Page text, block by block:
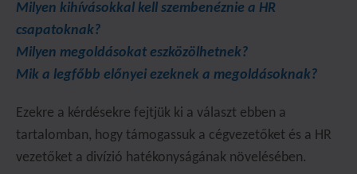
Milyen kihívásokkal kell szembenéznie a HR
csapatoknak?
Milyen megoldásokat eszközölhetnek?
Mik a legfőbb előnyei ezeknek a megoldásoknak?
Ezekre a kérdésekre fejtjük ki a választ ebben a
tartalomban, hogy támogassuk a cégvezetőket és a HR
vezetőket a divízió hatékonyságának növelésében.